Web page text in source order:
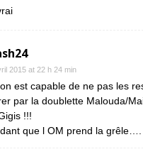
2015 at 22 h 24 min
est capable de ne pas les
par la doublette Malouda/
!!!
que l OM prend la grêle….